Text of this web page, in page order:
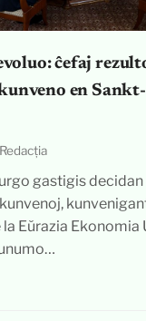
ĉefaj
en Sankt-
Redacția
gastigis
Eŭrazia Ekonomia